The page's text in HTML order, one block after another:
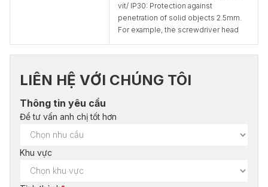
vít/ IP30: Protection against
penetration of solid objects 2.5mm.
For example, the screwdriver head
LIÊN HỆ VỚI CHÚNG TÔI
Thông tin yêu cầu
Để tư vấn anh chị tốt hơn
Khu vực